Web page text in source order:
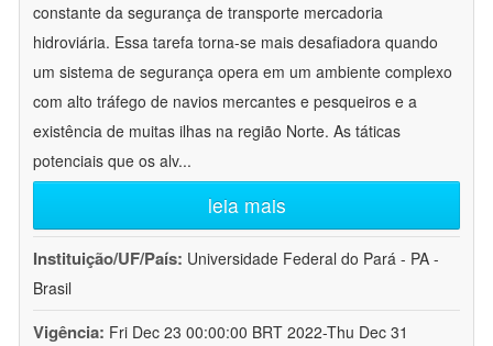
constante da segurança de transporte mercadoria
hidroviária. Essa tarefa torna-se mais desafiadora quando
um sistema de segurança opera em um ambiente complexo
com alto tráfego de navios mercantes e pesqueiros e a
existência de muitas ilhas na região Norte. As táticas
potenciais que os alv...
leia mais
Instituição/UF/País: Universidade Federal do Pará - PA -
Brasil
Vigência: Fri Dec 23 00:00:00 BRT 2022-Thu Dec 31